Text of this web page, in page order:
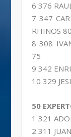
6 376
7 347
RHINOS 80
8 308
75
9 342
10 329
50
1 321
2 311